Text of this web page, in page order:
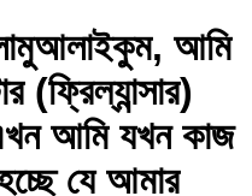
আমি
(ফ্রিল্যান্সার)
আমি যখন কাজ
যে আমার